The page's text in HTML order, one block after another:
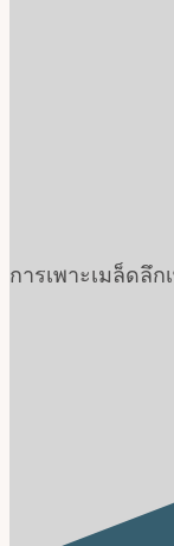
การเพาะเมล็ดลึ